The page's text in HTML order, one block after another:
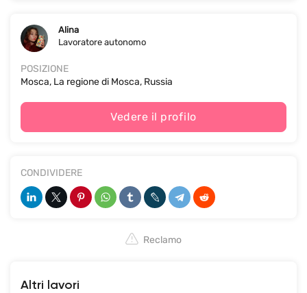
Alina
Lavoratore autonomo
POSIZIONE
Mosca, La regione di Mosca, Russia
Vedere il profilo
CONDIVIDERE
Reclamo
Altri lavori